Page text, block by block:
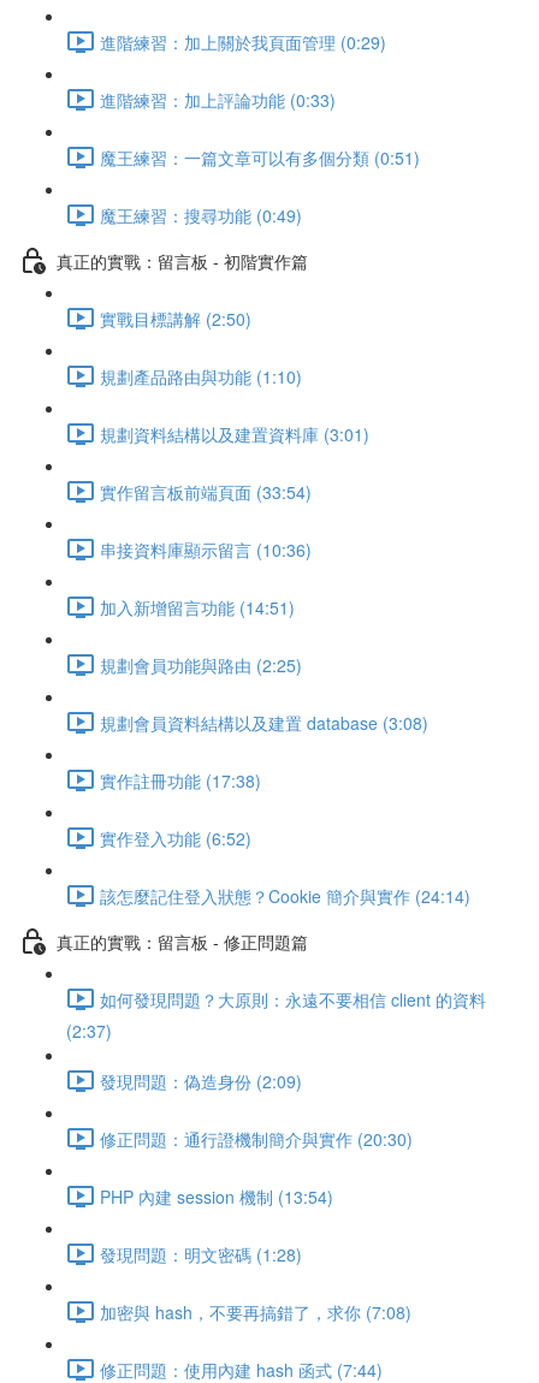
進階練習：加上關於我頁面管理 (0:29)
進階練習：加上評論功能 (0:33)
魔王練習：一篇文章可以有多個分類 (0:51)
魔王練習：搜尋功能 (0:49)
真正的實戰：留言板 - 初階實作篇
實戰目標講解 (2:50)
規劃產品路由與功能 (1:10)
規劃資料結構以及建置資料庫 (3:01)
實作留言板前端頁面 (33:54)
串接資料庫顯示留言 (10:36)
加入新增留言功能 (14:51)
規劃會員功能與路由 (2:25)
規劃會員資料結構以及建置 database (3:08)
實作註冊功能 (17:38)
實作登入功能 (6:52)
該怎麼記住登入狀態？Cookie 簡介與實作 (24:14)
真正的實戰：留言板 - 修正問題篇
如何發現問題？大原則：永遠不要相信 client 的資料
(2:37)
發現問題：偽造身份 (2:09)
修正問題：通行證機制簡介與實作 (20:30)
PHP 內建 session 機制 (13:54)
發現問題：明文密碼 (1:28)
加密與 hash，不要再搞錯了，求你 (7:08)
修正問題：使用內建 hash 函式 (7:44)